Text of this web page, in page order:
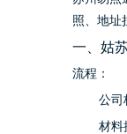
照、地址
一、姑
流程：
公司
材料